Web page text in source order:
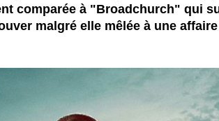
comparée à "Broadchurch" qui
malgré elle mêlée à une